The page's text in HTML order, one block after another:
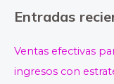
Entradas
Ventas efectivas
ingresos con